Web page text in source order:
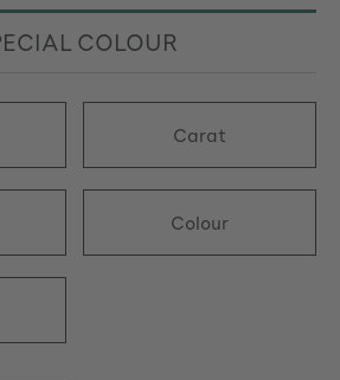
COLOUR
Carat
Colour